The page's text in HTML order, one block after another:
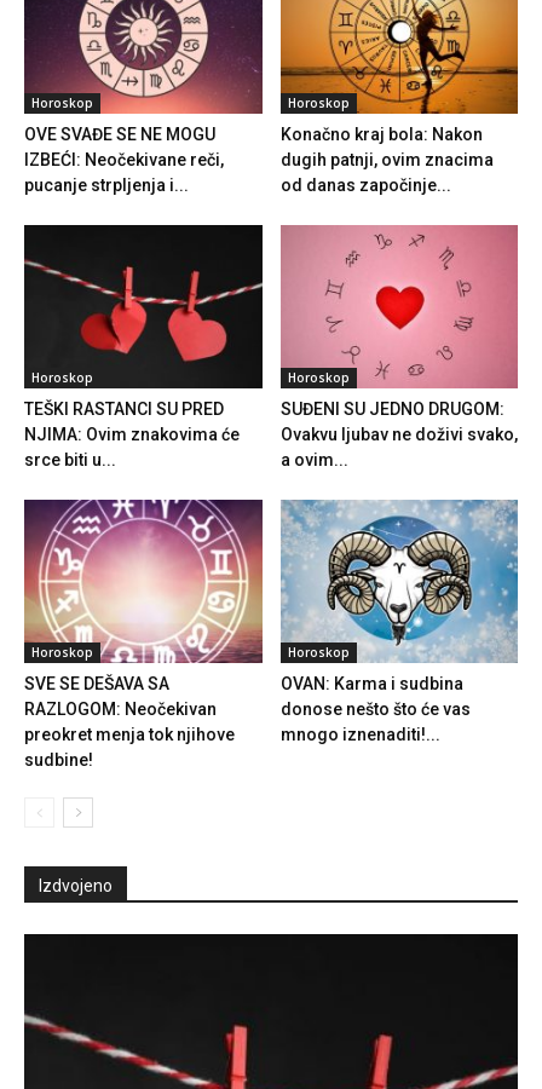
Horoskop
OVE SVAĐE SE NE MOGU
IZBEĆI: Neočekivane reči,
pucanje strpljenja i...
Horoskop
Konačno kraj bola: Nakon
dugih patnji, ovim znacima
od danas započinje...
Horoskop
TEŠKI RASTANCI SU PRED
NJIMA: Ovim znakovima će
srce biti u...
Horoskop
SUĐENI SU JEDNO DRUGOM:
Ovakvu ljubav ne doživi svako,
a ovim...
Horoskop
SVE SE DEŠAVA SA
RAZLOGOM: Neočekivan
preokret menja tok njihove
sudbine!
Horoskop
OVAN: Karma i sudbina
donose nešto što će vas
mnogo iznenaditi!...
Izdvojeno